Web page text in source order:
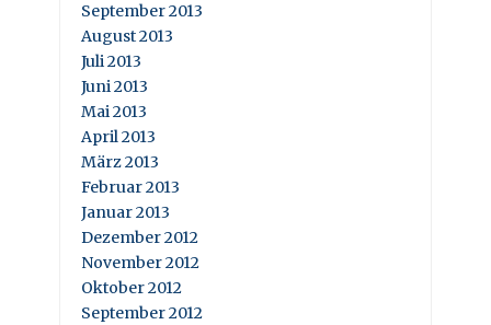
September 2013
August 2013
Juli 2013
Juni 2013
Mai 2013
April 2013
März 2013
Februar 2013
Januar 2013
Dezember 2012
November 2012
Oktober 2012
September 2012